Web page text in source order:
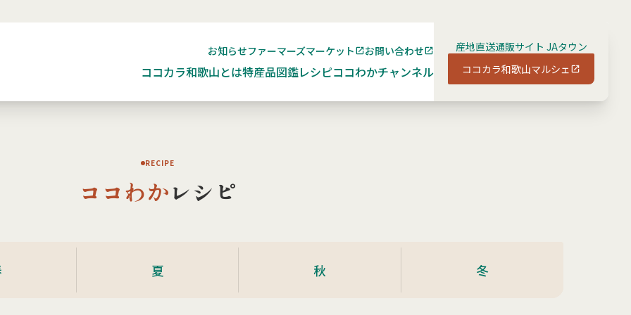
お知らせファーマーズマーケット お問い合わせ
ココカラ和歌山とは特産品図鑑レシピココわかチャンネル
産地直送通販サイト JAタウン
ココカラ和歌山マルシェ
RECIPE
ココわかレシピ
夏 秋 冬